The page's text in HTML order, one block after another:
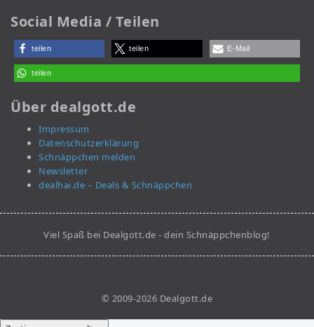
Social Media / Teilen
teilen teilen E-Mail
teilen
Über dealgott.de
Impressum
Datenschutzerklärung
Schnäppchen melden
Newsletter
dealhai.de – Deals & Schnäppchen
Viel Spaß bei Dealgott.de - dein Schnäppchenblog!
© 2009-2026 Dealgott.de